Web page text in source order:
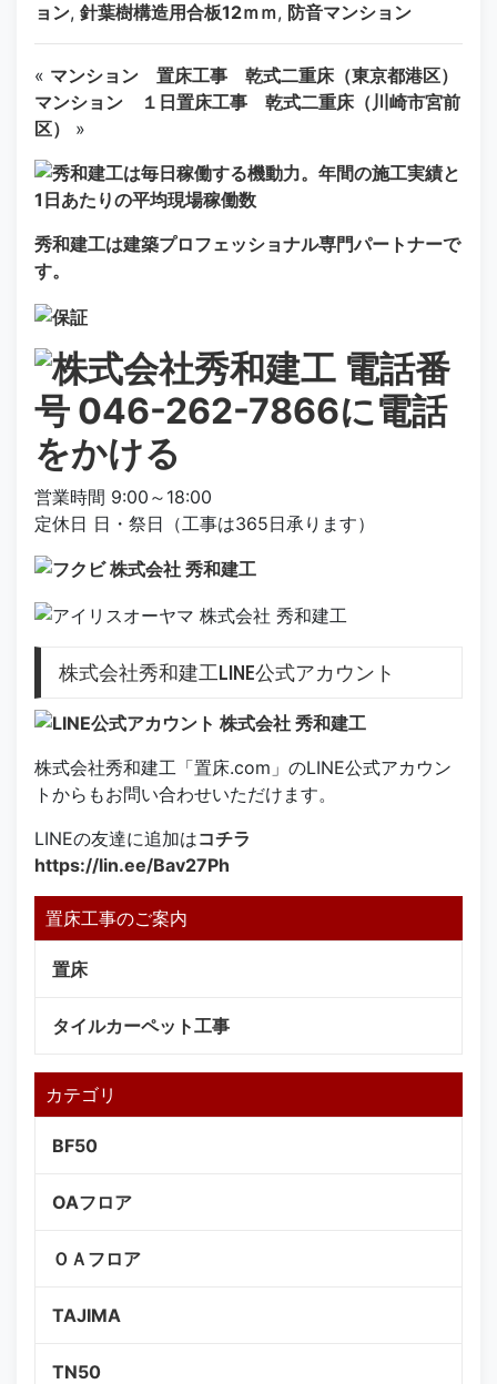
ョン, 針葉樹構造用合板12ｍｍ, 防音マンション
« マンション 置床工事 乾式二重床（東京都港区）
マンション １日置床工事 乾式二重床（川崎市宮前
区）
»
秀和建工は建築プロフェッショナル専門パートナーで
す。
営業時間 9:00～18:00
定休日 日・祭日（工事は365日承ります）
株式会社秀和建工LINE公式アカウント
株式会社秀和建工「置床.com」のLINE公式アカウン
トからもお問い合わせいただけます。
LINEの友達に追加はコチラ
https://lin.ee/Bav27Ph
置床工事のご案内
置床
タイルカーペット工事
カテゴリ
BF50
OAフロア
ＯＡフロア
TAJIMA
TN50